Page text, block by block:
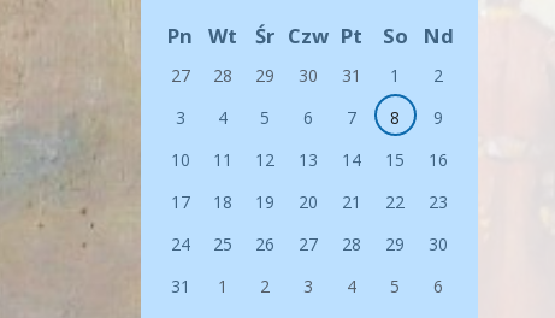
Pn Wt Śr Czw Pt So Nd
27 28 29 30 31 1
2
3
4 5 6 7 8
9
10
11 12 13 14 15
16
17
18 19 20 21 22
23
24
25 26 27 28 29
30
31
1 2 3 4 5 6